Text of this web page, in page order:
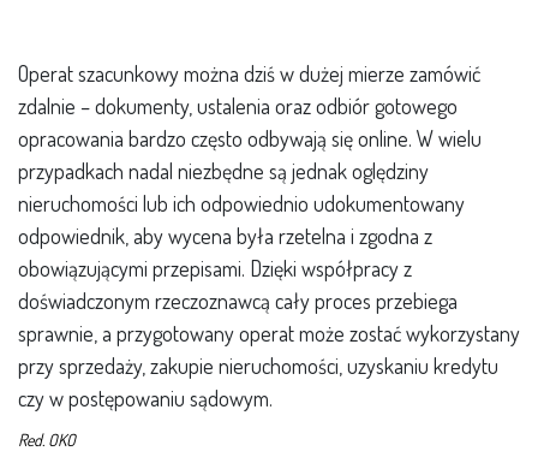
Operat szacunkowy można dziś w dużej mierze zamówić
zdalnie – dokumenty, ustalenia oraz odbiór gotowego
opracowania bardzo często odbywają się online. W wielu
przypadkach nadal niezbędne są jednak oględziny
nieruchomości lub ich odpowiednio udokumentowany
odpowiednik, aby wycena była rzetelna i zgodna z
obowiązującymi przepisami. Dzięki współpracy z
doświadczonym rzeczoznawcą cały proces przebiega
sprawnie, a przygotowany operat może zostać wykorzystany
przy sprzedaży, zakupie nieruchomości, uzyskaniu kredytu
czy w postępowaniu sądowym.
Red. OKO